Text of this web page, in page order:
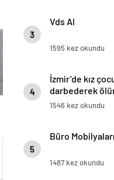
3
Vds Al
1595 kez okundu
4
İzmir’de kız
darbederek
olan sanığın
1546 kez okundu
5
Büro Mobilyaları
1487 kez okundu